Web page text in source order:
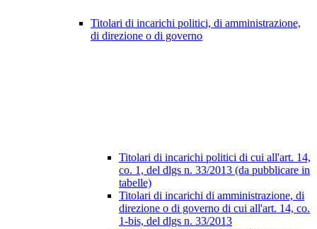
Titolari di incarichi politici, di amministrazione,
di direzione o di governo
Titolari di incarichi politici di cui all'art. 14,
co. 1, del dlgs n. 33/2013 (da pubblicare in
tabelle)
Titolari di incarichi di amministrazione, di
direzione o di governo di cui all'art. 14, co.
1-bis, del dlgs n. 33/2013